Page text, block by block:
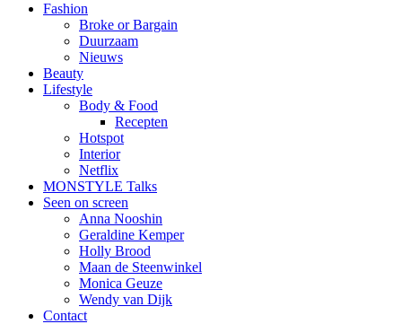
Fashion
Broke or Bargain
Duurzaam
Nieuws
Beauty
Lifestyle
Body & Food
Recepten
Hotspot
Interior
Netflix
MONSTYLE Talks
Seen on screen
Anna Nooshin
Geraldine Kemper
Holly Brood
Maan de Steenwinkel
Monica Geuze
Wendy van Dijk
Contact